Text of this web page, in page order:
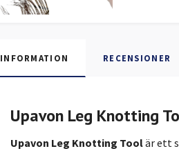
INFORMATION RECENSIONER
Upavon Leg Knotting
Upavon Leg Knotting Toolär ett